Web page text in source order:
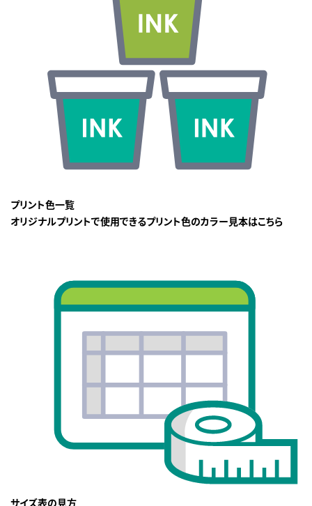
プリント色一覧
オリジナルプリントで使用できるプリント色のカラー見本はこちら
サイズ表の見方